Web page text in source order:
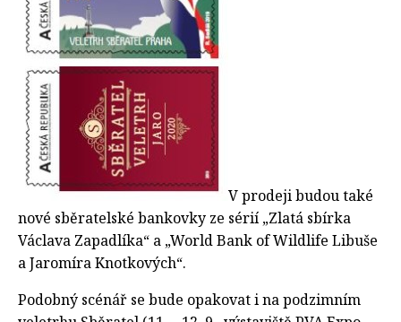
V prodeji budou také
nové sběratelské bankovky ze sérií „Zlatá sbírka
Václava Zapadlíka“ a „World Bank of Wildlife Libuše
a Jaromíra Knotkových“.
Podobný scénář se bude opakovat i na podzimním